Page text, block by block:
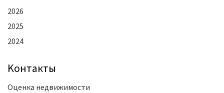
2026
2025
2024
Kонтакты
Оценка недвижимости